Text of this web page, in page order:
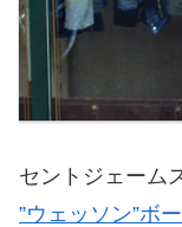
セントジェーム
”ウェッソン”ボ